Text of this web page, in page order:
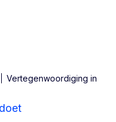
Vertegenwoordiging in